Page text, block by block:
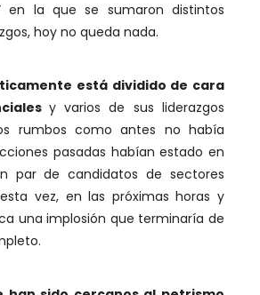
en la que se sumaron distintos
hoy no queda nada.
está dividido de cara
y varios de sus liderazgos
rumbos como antes no había
pasadas habían estado en
par de candidatos de sectores
vez, en las próximas horas y
una implosión que terminaría de